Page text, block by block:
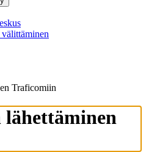
Traficomiin
lähettäminen